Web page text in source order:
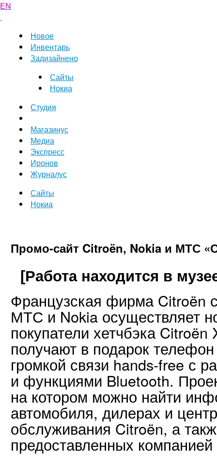
EN
Новое
Инвентарь
Задизайнено
Сайты
Нокиа
Студия
Магазинус
Медиа
Экспресс
Иронов
Журналус
Сайты
Нокиа
Промо-сайт Citroën, Nokia и МТС
[Работа находится в
Французская фирма Citroën
МТС и Nokia осуществляет
покупатели хетчбэка
получают в подарок
громкой связи hands-free с
и функциями Bluetooth.
на котором можно найти
автомобиля, дилерах и
обслуживания Citroën, а
предоставленных